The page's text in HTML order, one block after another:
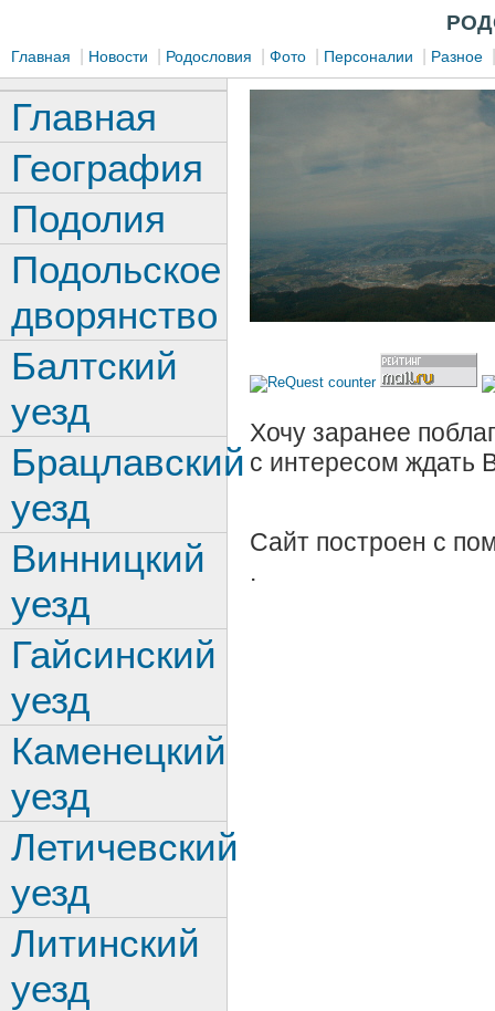
Главная Новости Родословия Фото Персоналии Разное
Хочу заранее
с интересом ждать
Сайт построен с
.
Главная
География
Подолия
Подольское
дворянство
Балтский
уезд
Брацлавский
уезд
Винницкий
уезд
Гайсинский
уезд
Каменецкий
уезд
Летичевский
уезд
Литинский
уезд